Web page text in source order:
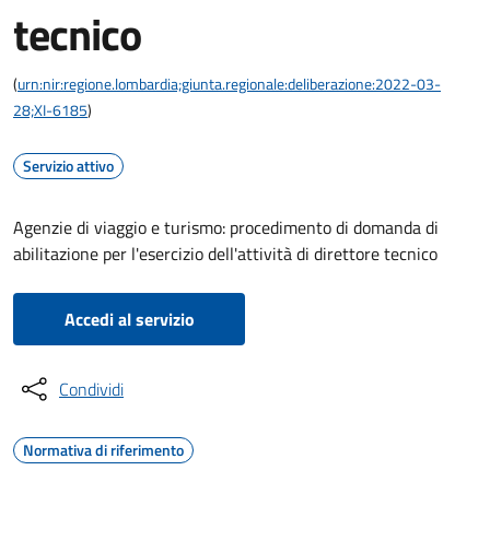
tecnico
(urn:nir:regione.lombardia;giunta.regionale:deliberazione:2022-03-
28;XI-6185)
Servizio attivo
Agenzie di viaggio e turismo: procedimento di domanda di
abilitazione per l'esercizio dell'attività di direttore tecnico
Accedi al servizio
Condividi
Normativa di riferimento